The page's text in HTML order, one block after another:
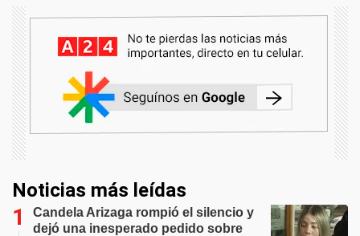
Noticias más leídas
Candela Arizaga rompió el silencio y
dejó una inesperado pedido sobre